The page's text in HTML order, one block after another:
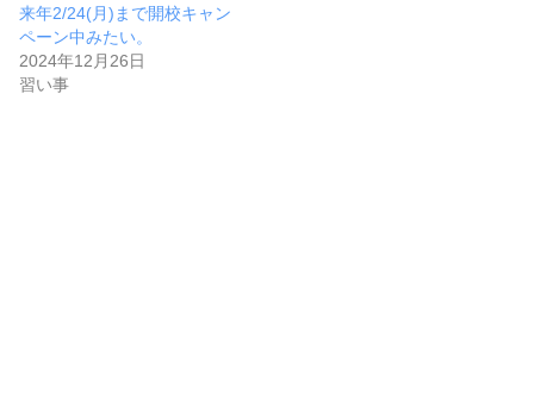
来年2/24(月)まで開校キャン
ペーン中みたい。
2024年12月26日
習い事